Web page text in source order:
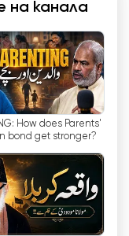
има за цел
Raah
актуално и
да се
от
на канала
How does Parents'
bond get stronger?